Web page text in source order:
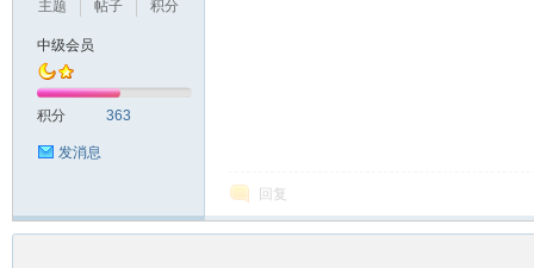
主题
帖子
积分
中级会员
积分 363
发消息
回复